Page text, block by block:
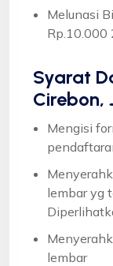
Melunasi
Rp.10.000
Syarat
Cirebon,
Mengisi
lembar yg
lembar